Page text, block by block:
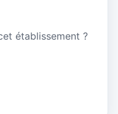
établissement ?